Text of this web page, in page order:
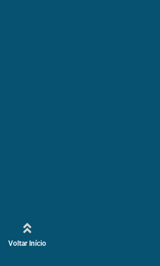
Voltar Início